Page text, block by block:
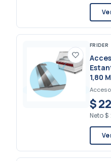
FRIDER
1,80
$
Neto $